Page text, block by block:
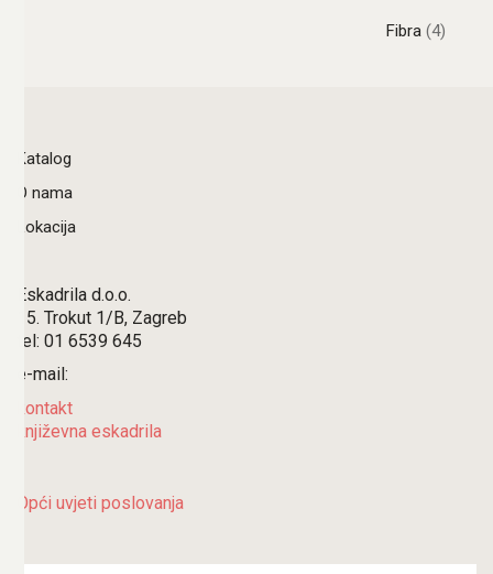
Fibra (4)
Katalog
O nama
Lokacija
Eskadrila d.o.o.
15. Trokut 1/B, Zagreb
tel: 01 6539 645
e-mail:
kontakt
književna eskadrila
Opći uvjeti poslovanja